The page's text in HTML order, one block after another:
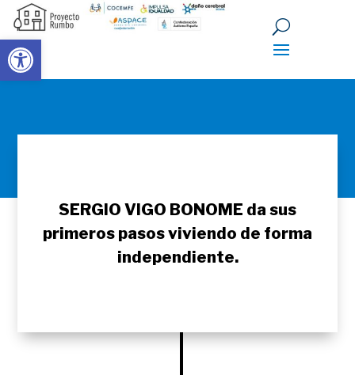
Abrir barra de herramientas
SERGIO VIGO BONOME da sus
primeros pasos viviendo de forma
independiente.